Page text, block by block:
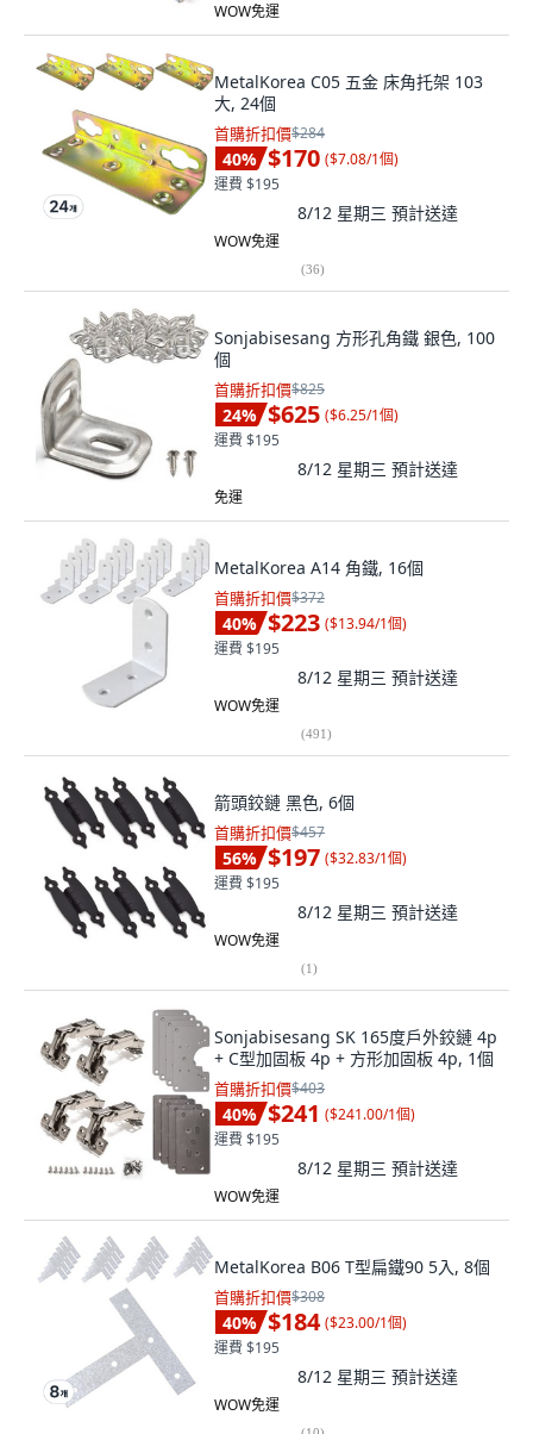
WOW免運
MetalKorea C05 五金 床角托架 103
大, 24個
首購折扣價$284
40% $170 ($7.08/1個)
運費 $195
8/12 星期三 預計送達
WOW免運
(36)
Sonjabisesang 方形孔角鐵 銀色, 100
個
首購折扣價$825
24% $625 ($6.25/1個)
運費 $195
8/12 星期三 預計送達
免運
MetalKorea A14 角鐵, 16個
首購折扣價$372
40% $223 ($13.94/1個)
運費 $195
8/12 星期三 預計送達
WOW免運
(491)
箭頭鉸鏈 黑色, 6個
首購折扣價$457
56% $197 ($32.83/1個)
運費 $195
8/12 星期三 預計送達
WOW免運
(1)
Sonjabisesang SK 165度戶外鉸鏈 4p
+ C型加固板 4p + 方形加固板 4p, 1個
首購折扣價$403
40% $241 ($241.00/1個)
運費 $195
8/12 星期三 預計送達
WOW免運
MetalKorea B06 T型扁鐵90 5入, 8個
首購折扣價$308
40% $184 ($23.00/1個)
運費 $195
8/12 星期三 預計送達
WOW免運